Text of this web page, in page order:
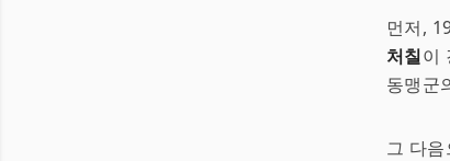
먼저,
처칠이
동맹군
그 다음